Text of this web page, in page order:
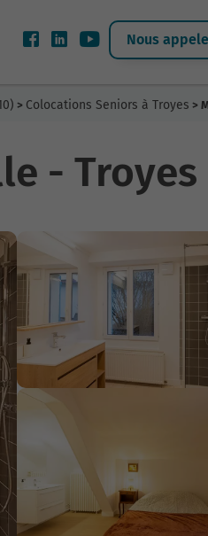
Nous
> Colocations Seniors à Troyes >
- Troyes